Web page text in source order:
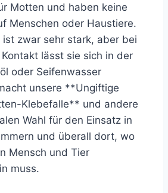
Motten und haben keine
Menschen oder Haustiere.
ist zwar sehr stark, aber bei
lässt sie sich in der
oder Seifenwasser
unsere **Ungiftige
Klebefalle** und andere
Wahl für den Einsatz in
und überall dort, wo
Mensch und Tier
muss.